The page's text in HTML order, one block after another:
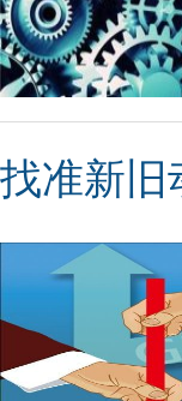
找准新旧